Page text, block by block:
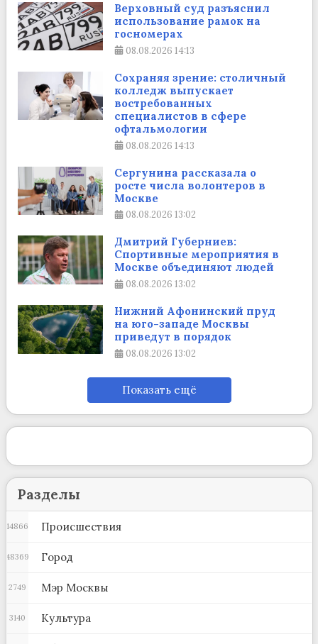
Верховный суд разъяснил
использование рамок на
госномерах
08.08.2026 14:13
Сохраняя зрение: столичный
колледж выпускает
востребованных
специалистов в сфере
офтальмологии
08.08.2026 14:13
Сергунина рассказала о
росте числа волонтеров в
Москве
08.08.2026 13:02
Дмитрий Губерниев:
Спортивные мероприятия в
Москве объединяют людей
08.08.2026 13:02
Нижний Афонинский пруд
на юго-западе Москвы
приведут в порядок
08.08.2026 13:02
Показать ещё
Разделы
Происшествия
14866
Город
48369
Мэр Москвы
2749
Культура
3140